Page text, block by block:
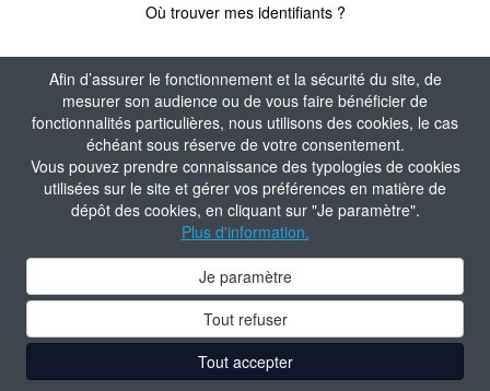
Afin d’assurer le fonctionnement et la sécurité du site, de
mesurer son audience ou de vous faire bénéficier de
fonctionnalités particulières, nous utilisons des cookies, le cas
échéant sous réserve de votre consentement.
Vous pouvez prendre connaissance des typologies de cookies
utilisées sur le site et gérer vos préférences en matière de
dépôt des cookies, en cliquant sur "Je paramètre".
Plus d'information.
Je paramètre
Tout refuser
Tout accepter
Où trouver mes identifiants ?